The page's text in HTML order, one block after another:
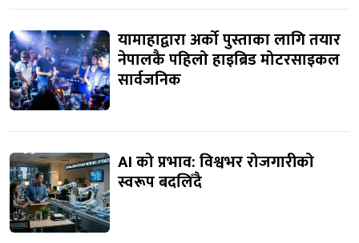
यामाहाद्वारा अर्को पुस्ताका लागि तयार
नेपालकै पहिलो हाइब्रिड मोटरसाइकल
सार्वजनिक
AI को प्रभाव: विश्वभर रोजगारीको
स्वरूप बदलिँदै